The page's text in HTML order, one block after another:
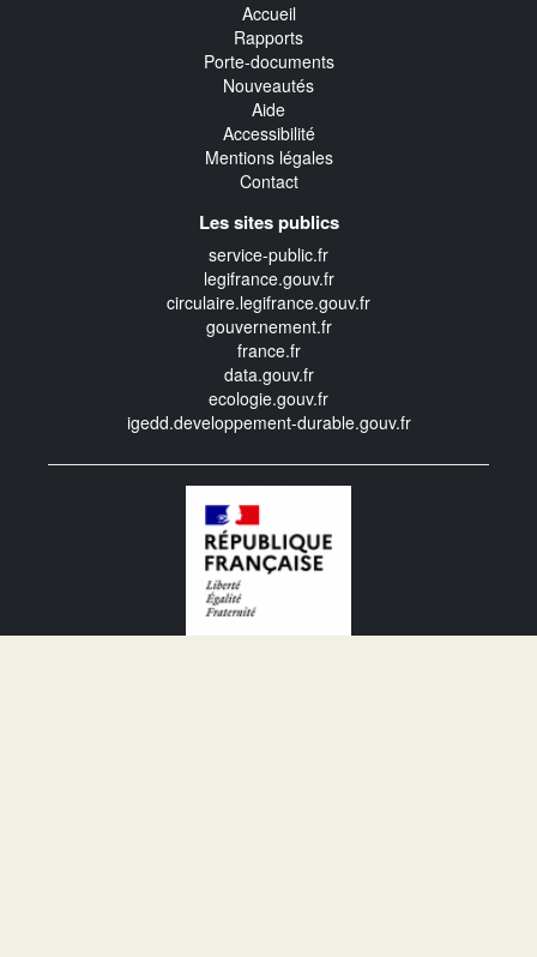
Accueil
Rapports
Porte-documents
Nouveautés
Aide
Accessibilité
Mentions légales
Contact
Les sites publics
service-public.fr
legifrance.gouv.fr
circulaire.legifrance.gouv.fr
gouvernement.fr
france.fr
data.gouv.fr
ecologie.gouv.fr
igedd.developpement-durable.gouv.fr